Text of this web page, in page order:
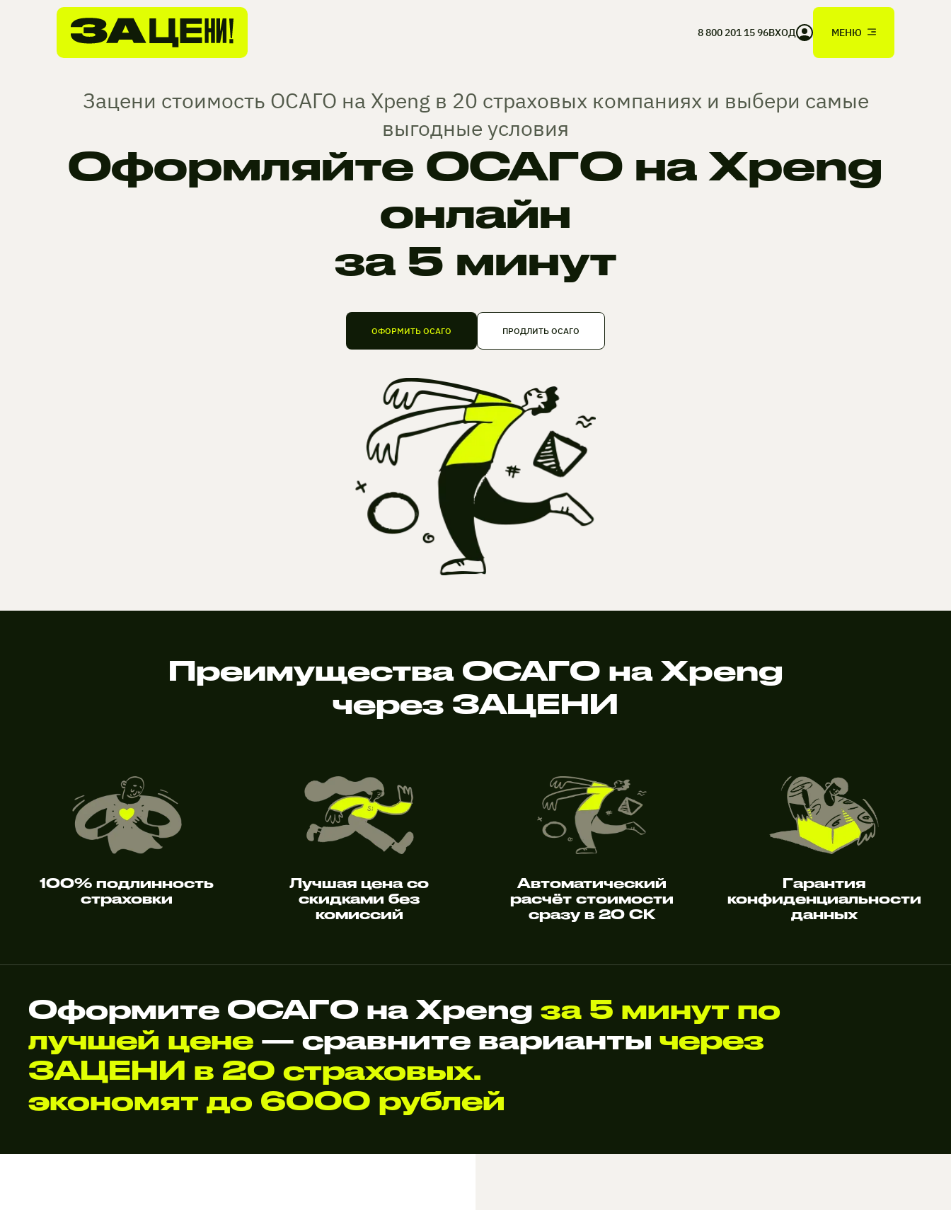
8 800 201 15 96ВХОД МЕНЮ
Зацени стоимость ОСАГО на Xpeng в 20 страховых компаниях и выбери самые
выгодные условия
Оформляйте ОСАГО на Xpeng
онлайн
за 5 минут
ОФОРМИТЬ ОСАГО ПРОДЛИТЬ ОСАГО
Преимущества ОСАГО на Xpeng
через ЗАЦЕНИ
100% подлинность
страховки
Лучшая цена со
скидками без
комиссий
Автоматический
расчёт стоимости
сразу в 20 СК
Гарантия
конфиденциальности
данных
Оформите ОСАГО на Xpeng за 5 минут по
лучшей цене — сравните варианты через
ЗАЦЕНИ в 20 страховых.
экономят до 6000 рублей